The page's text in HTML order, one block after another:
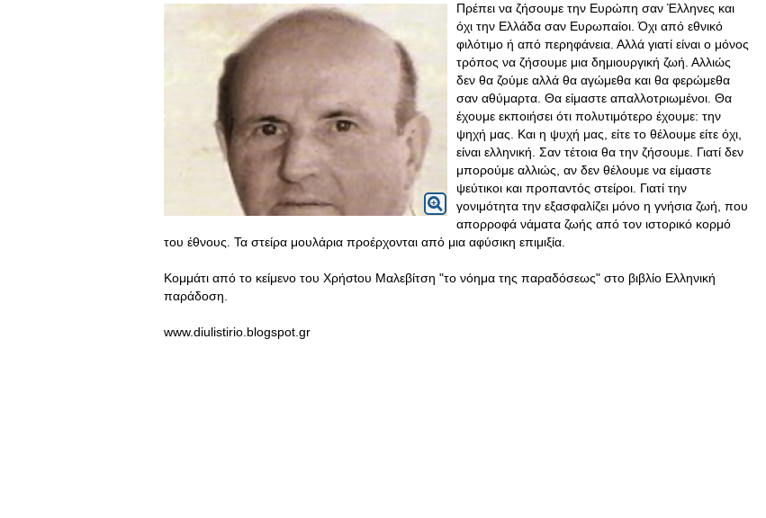
Πρέπει να ζήσουμε την Ευρώπη σαν Έλληνες και
όχι την Ελλάδα σαν Ευρωπαίοι. Όχι από εθνικό
φιλότιμο ή από περηφάνεια. Αλλά γιατί είναι ο μόνος
τρόπος να ζήσουμε μια δημιουργική ζωή. Αλλιώς
δεν θα ζούμε αλλά θα αγώμεθα και θα φερώμεθα
σαν αθύμαρτα. Θα είμαστε απαλλοτριωμένοι. Θα
έχουμε εκποιήσει ότι πολυτιμότερο έχουμε: την
ψηχή μας. Και η ψυχή μας, είτε το θέλουμε είτε όχι,
είναι ελληνική. Σαν τέτοια θα την ζήσουμε. Γιατί δεν
μπορούμε αλλιώς, αν δεν θέλουμε να είμαστε
ψεύτικοι και προπαντός στείροι. Γιατί την
γονιμότητα την εξασφαλίζει μόνο η γνήσια ζωή, που
απορροφά νάματα ζωής από τον ιστορικό κορμό
του έθνους. Τα στείρα μουλάρια προέρχονται από μια αφύσικη επιμιξία.
Κομμάτι από το κείμενο του Χρήσtου Μαλεβίτση "το νόημα της παραδόσεως" στο βιβλίο Ελληνική
παράδοση.
www.diulistirio.blogspot.gr